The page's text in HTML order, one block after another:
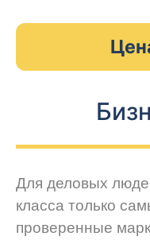
Для деловых
класса только
проверенные